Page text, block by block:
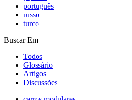
português
russo
turco
Buscar Em
Todos
Glossário
Artigos
Discussões